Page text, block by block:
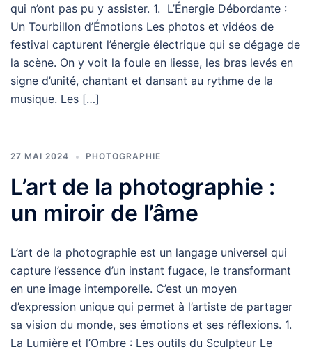
qui n’ont pas pu y assister. 1. L’Énergie Débordante :
Un Tourbillon d’Émotions Les photos et vidéos de
festival capturent l’énergie électrique qui se dégage de
la scène. On y voit la foule en liesse, les bras levés en
signe d’unité, chantant et dansant au rythme de la
musique. Les […]
27 MAI 2024 PHOTOGRAPHIE
L’art de la photographie :
un miroir de l’âme
L’art de la photographie est un langage universel qui
capture l’essence d’un instant fugace, le transformant
en une image intemporelle. C’est un moyen
d’expression unique qui permet à l’artiste de partager
sa vision du monde, ses émotions et ses réflexions. 1.
La Lumière et l’Ombre : Les outils du Sculpteur Le